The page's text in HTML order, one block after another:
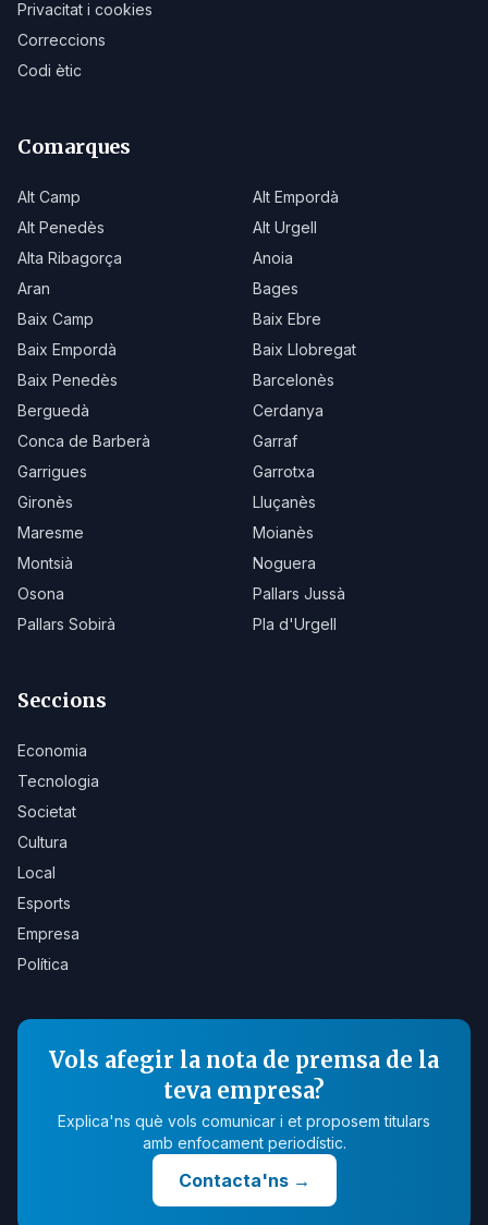
Privacitat i cookies
Correccions
Codi ètic
Comarques
Alt Camp
Alt Empordà
Alt Penedès
Alt Urgell
Alta Ribagorça
Anoia
Aran
Bages
Baix Camp
Baix Ebre
Baix Empordà
Baix Llobregat
Baix Penedès
Barcelonès
Berguedà
Cerdanya
Conca de Barberà
Garraf
Garrigues
Garrotxa
Gironès
Lluçanès
Maresme
Moianès
Montsià
Noguera
Osona
Pallars Jussà
Pallars Sobirà
Pla d'Urgell
Seccions
Economia
Tecnologia
Societat
Cultura
Local
Esports
Empresa
Política
Vols afegir la nota de premsa de la
teva empresa?
Explica'ns què vols comunicar i et proposem titulars
amb enfocament periodístic.
Contacta'ns→